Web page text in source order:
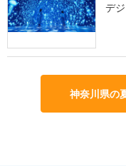
デ
神奈川県の